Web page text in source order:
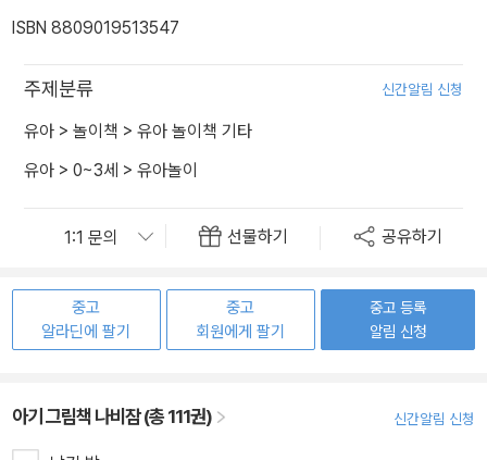
ISBN 8809019513547
주제분류 신간알림 신청
유아 > 놀이책 > 유아 놀이책 기타
유아 > 0~3세 > 유아놀이
선물하기 공유하기
중고
알라딘에 팔기
중고
회원에게 팔기
중고 등록
알림 신청
아기 그림책 나비잠 (총 111권) 신간알림 신청